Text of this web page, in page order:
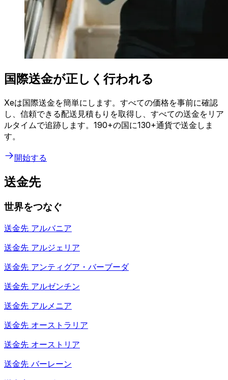
国際送金が正しく行われる
Xeは国際送金を簡単にします。すべての価格を事前に確認
し、信頼できる配送見積もりを取得し、すべての送金をリア
ルタイムで追跡します。190+の国に130+通貨で送金しま
す。
開始する
送金先
世界をつなぐ
送金先 アルバニア
送金先 アルジェリア
送金先 アンティグア・バーブーダ
送金先 アルゼンチン
送金先 アルメニア
送金先 オーストラリア
送金先 オーストリア
送金先 バーレーン